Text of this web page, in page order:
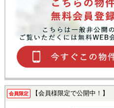
会員限定 【会員様限定で公開中！】